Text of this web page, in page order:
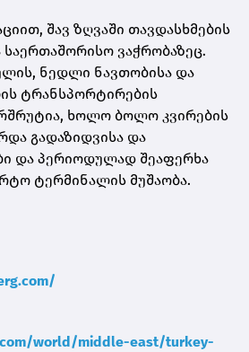
შავ ზღვაში თავდასხმების
საერთაშორისო ვაჭრობაზეც.
ნედლი ნავთობისა და
ტრანსპორტირების
ხოლო ბოლო კვირების
გადაზიდვისა და
და პერიოდულად შეაფერხა
ტერმინალის მუშაობა.
world/middle-east/turkey-